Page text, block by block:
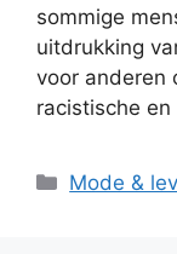
sommige
uitdrukking
voor anderen
racistische
Mode &